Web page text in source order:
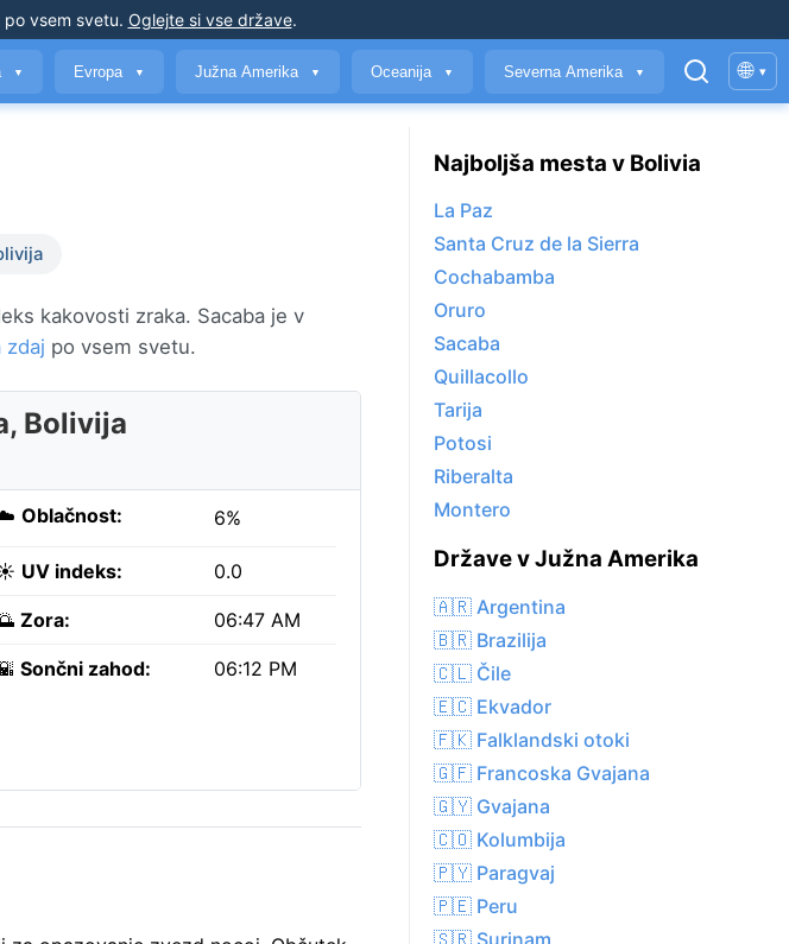
vsem svetu. Oglejte si vse države.
▼ Evropa ▼ Južna Amerika ▼ Oceanija ▼ Severna Amerika ▼ 🌐 ▾
kakovosti zraka. Sacaba je v
zdaj po vsem svetu.
Bolivija
Oblačnost: 6%
UV indeks: 0.0
Zora: 06:47 AM
Sončni zahod: 06:12 PM
Najboljša mesta v Bolivia
La Paz
Santa Cruz de la Sierra
Cochabamba
Oruro
Sacaba
Quillacollo
Tarija
Potosi
Riberalta
Montero
Države v Južna Amerika
🇦🇷 Argentina
🇧🇷 Brazilija
🇨🇱 Čile
🇪🇨 Ekvador
🇫🇰 Falklandski otoki
🇬🇫 Francoska Gvajana
🇬🇾 Gvajana
🇨🇴 Kolumbija
🇵🇾 Paragvaj
🇵🇪 Peru